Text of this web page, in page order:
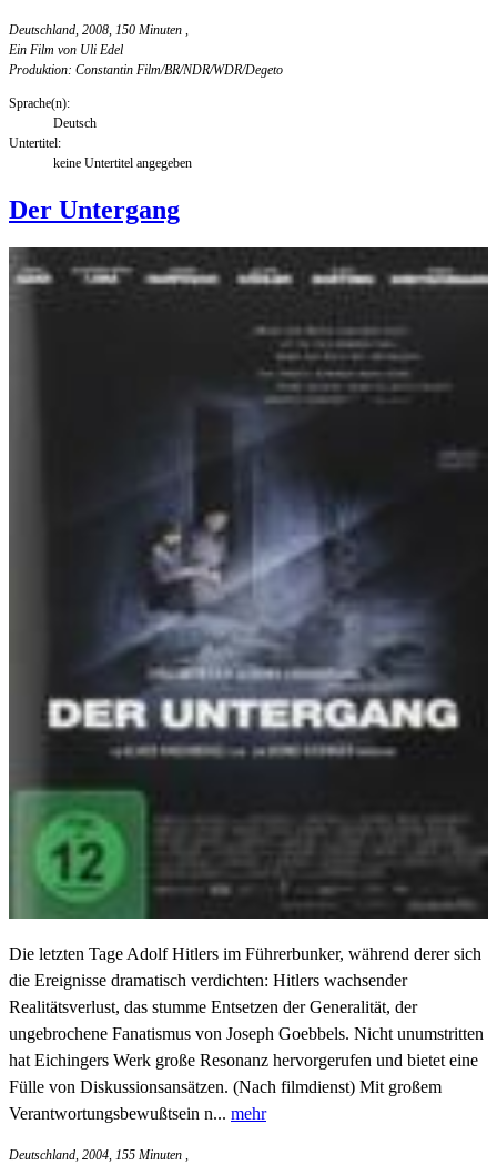
Deutschland, 2008, 150 Minuten ,
Ein Film von Uli Edel
Produktion: Constantin Film/BR/NDR/WDR/Degeto
Sprache(n):
Deutsch
Untertitel:
keine Untertitel angegeben
Der Untergang
Die letzten Tage Adolf Hitlers im Führerbunker, während derer sich
die Ereignisse dramatisch verdichten: Hitlers wachsender
Realitätsverlust, das stumme Entsetzen der Generalität, der
ungebrochene Fanatismus von Joseph Goebbels. Nicht unumstritten
hat Eichingers Werk große Resonanz hervorgerufen und bietet eine
Fülle von Diskussionsansätzen. (Nach filmdienst) Mit großem
Verantwortungsbewußtsein n... mehr
Deutschland, 2004, 155 Minuten